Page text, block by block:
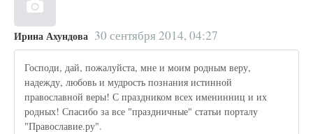
Ирина Ахундова 30 сентября 2014, 04:27
Господи, дай, пожалуйста, мне и моим родным веру,
надежду, любовь и мудрость познания истинной
православной веры! С праздником всех именинниц и их
родных! Спасибо за все "праздничные" статьи порталу
"Православие.ру".